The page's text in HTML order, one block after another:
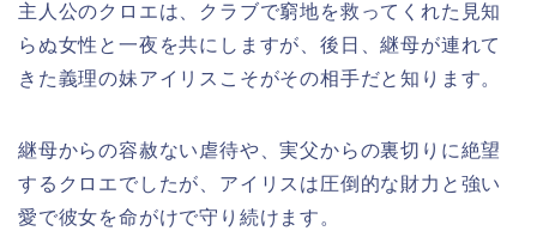
主人公のクロエは、クラブで窮地を救ってくれた見知
らぬ女性と一夜を共にしますが、後日、継母が連れて
きた義理の妹アイリスこそがその相手だと知ります。
継母からの容赦ない虐待や、実父からの裏切りに絶望
するクロエでしたが、アイリスは圧倒的な財力と強い
愛で彼女を命がけで守り続けます。